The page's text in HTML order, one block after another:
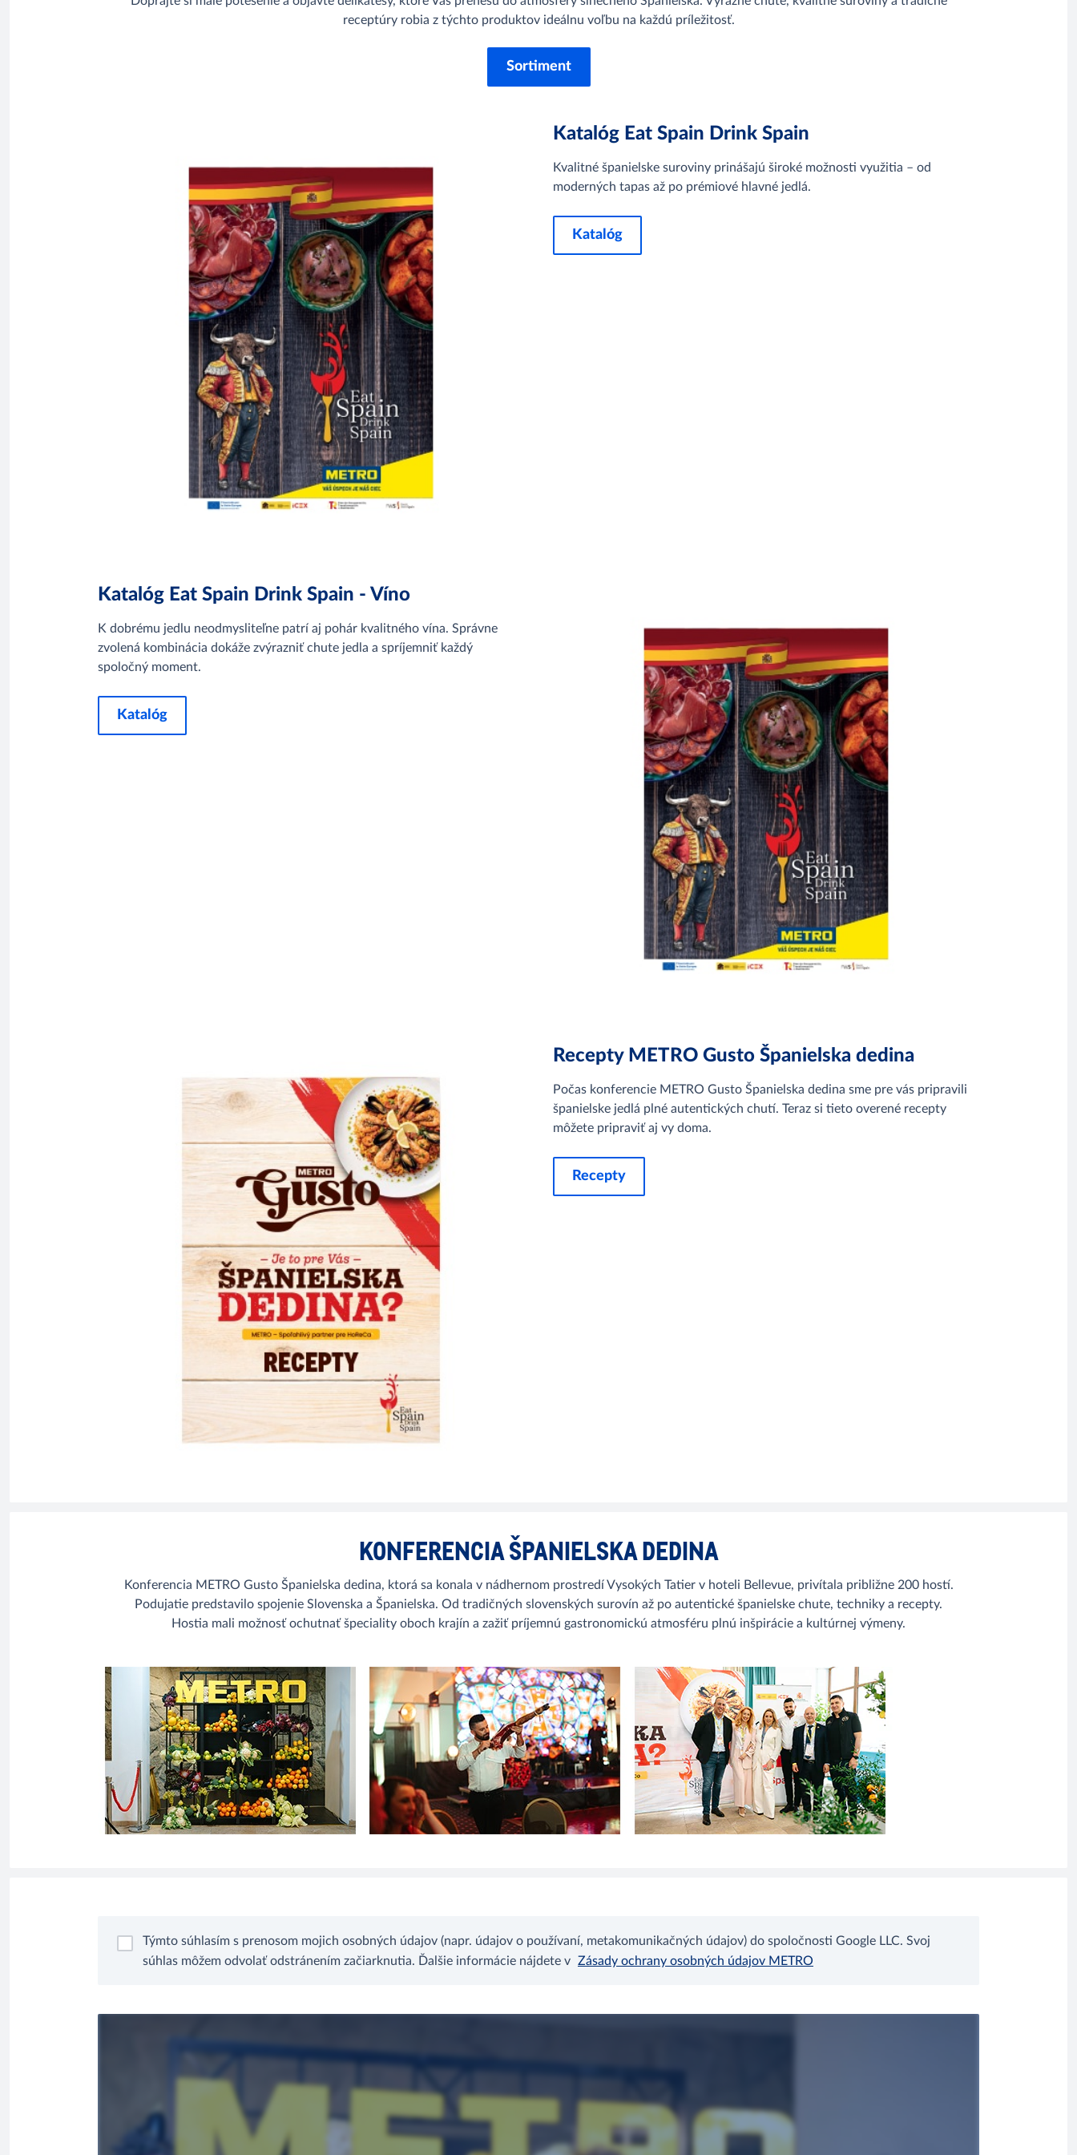
receptúry robia z týchto produktov ideálnu voľbu na každú príležitosť.
Sortiment
Katalóg Eat Spain Drink Spain
Kvalitné španielske suroviny prinášajú široké možnosti využitia – od
moderných tapas až po prémiové hlavné jedlá.
Katalóg
Katalóg Eat Spain Drink Spain - Víno
K dobrému jedlu neodmysliteľne patrí aj pohár kvalitného vína. Správne
zvolená kombinácia dokáže zvýrazniť chute jedla a spríjemniť každý
spoločný moment.
Katalóg
Recepty METRO Gusto Španielska dedina
Počas konferencie METRO Gusto Španielska dedina sme pre vás pripravili
španielske jedlá plné autentických chutí. Teraz si tieto overené recepty
môžete pripraviť aj vy doma.
Recepty
KONFERENCIA ŠPANIELSKA DEDINA
Konferencia METRO Gusto Španielska dedina, ktorá sa konala v nádhernom prostredí Vysokých Tatier v hoteli Bellevue, privítala približne 200 hostí.
Podujatie predstavilo spojenie Slovenska a Španielska. Od tradičných slovenských surovín až po autentické španielske chute, techniky a recepty.
Hostia mali možnosť ochutnať špeciality oboch krajín a zažiť príjemnú gastronomickú atmosféru plnú inšpirácie a kultúrnej výmeny.
Týmto súhlasím s prenosom mojich osobných údajov (napr. údajov o používaní, metakomunikačných údajov) do spoločnosti Google LLC. Svoj
súhlas môžem odvolať odstránením začiarknutia. Ďalšie informácie nájdete v Zásady ochrany osobných údajov METRO